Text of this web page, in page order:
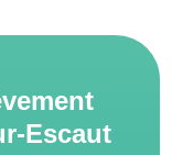
Escaut